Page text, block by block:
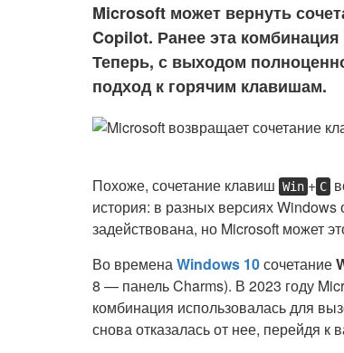
Microsoft может вернуть
Copilot. Ранее эта
Теперь, с выходом
подход к горячим клавишам.
Похоже, сочетание клавиш Win + C
история: в разных версиях
задействована, но Microsoft может
Во временаWindows 10сочетание
8 — панель Charms). В 2023 году
комбинация использовалась для
снова отказалась от нее, перейдя к